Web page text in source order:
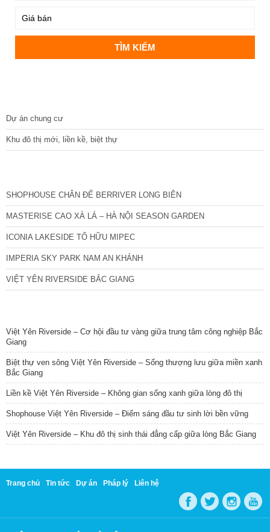
Dự án chung cư
Khu đô thị mới, liền kề, biệt thự
SHOPHOUSE CHÂN ĐẾ BERRIVER LONG BIÊN
MASTERISE CAO XÀ LÁ – HÀ NỘI SEASON GARDEN
ICONIA LAKESIDE TỐ HỮU MIPEC
IMPERIA SKY PARK NAM AN KHÁNH
VIỆT YÊN RIVERSIDE BẮC GIANG
Việt Yên Riverside – Cơ hội đầu tư vàng giữa trung tâm công nghiệp Bắc
Giang
Biệt thự ven sông Việt Yên Riverside – Sống thượng lưu giữa miền xanh
Bắc Giang
Liền kề Việt Yên Riverside – Không gian sống xanh giữa lòng đô thị
Shophouse Việt Yên Riverside – Điểm sáng đầu tư sinh lời bền vững
Việt Yên Riverside – Khu đô thị sinh thái đẳng cấp giữa lòng Bắc Giang
Trang chủ Tin tức Dự án Pháp lý Liên hệ